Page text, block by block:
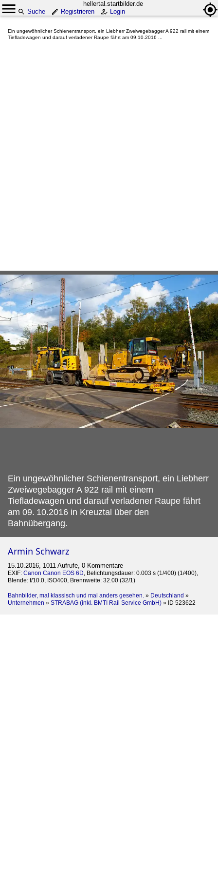
hellertal.startbilder.de
Suche
Registrieren Login
Ein ungewöhnlicher Schienentransport, ein Liebherr Zweiwegebagger A 922 rail mit einem
Tiefladewagen und darauf verladener Raupe fährt am 09.10.2016 ...
Ein ungewöhnlicher Schienentransport, ein Liebherr
Zweiwegebagger A 922 rail mit einem
Tiefladewagen und darauf verladener Raupe fährt
am 09. 10.2016 in Kreuztal über den
Bahnübergang.
Armin Schwarz
15.10.2016, 1011 Aufrufe, 0 Kommentare
EXIF: Canon Canon EOS 6D, Belichtungsdauer: 0.003 s (1/400) (1/400),
Blende: f/10.0, ISO400, Brennweite: 32.00 (32/1)
Bahnbilder, mal klassisch und mal anders gesehen. » Deutschland »
Unternehmen » STRABAG (inkl. BMTI Rail Service GmbH) » ID 523622